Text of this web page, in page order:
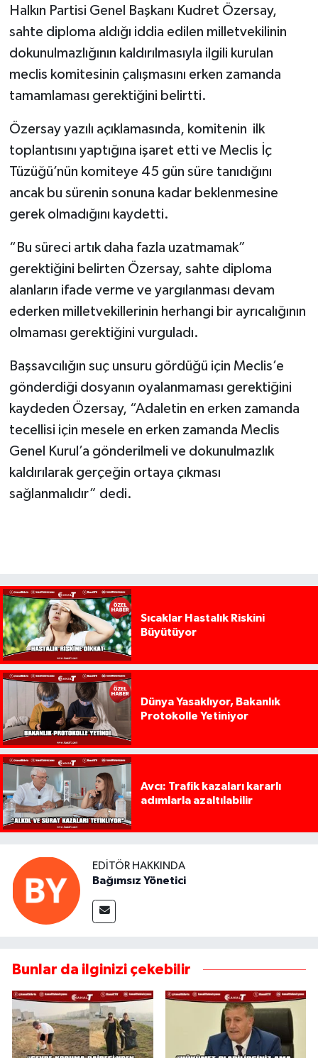
Halkın Partisi Genel Başkanı Kudret Özersay,
sahte diploma aldığı iddia edilen milletvekilinin
dokunulmazlığının kaldırılmasıyla ilgili kurulan
meclis komitesinin çalışmasını erken zamanda
tamamlaması gerektiğini belirtti.
Özersay yazılı açıklamasında, komitenin ilk
toplantısını yaptığına işaret etti ve Meclis İç
Tüzüğü’nün komiteye 45 gün süre tanıdığını
ancak bu sürenin sonuna kadar beklenmesine
gerek olmadığını kaydetti.
“Bu süreci artık daha fazla uzatmamak”
gerektiğini belirten Özersay, sahte diploma
alanların ifade verme ve yargılanması devam
ederken milletvekillerinin herhangi bir ayrıcalığının
olmaması gerektiğini vurguladı.
Başsavcılığın suç unsuru gördüğü için Meclis’e
gönderdiği dosyanın oyalanmaması gerektiğini
kaydeden Özersay, “Adaletin en erken zamanda
tecellisi için mesele en erken zamanda Meclis
Genel Kurul’a gönderilmeli ve dokunulmazlık
kaldırılarak gerçeğin ortaya çıkması
sağlanmalıdır” dedi.
Sıcaklar Hastalık Riskini
Büyütüyor
Dünya Yasaklıyor, Bakanlık
Protokolle Yetiniyor
Avcı: Trafik kazaları kararlı
adımlarla azaltılabilir
EDITÖR HAKKINDA
Bağımsız Yönetici
Bunlar da ilginizi çekebilir